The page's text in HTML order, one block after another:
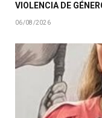
VIOLENCIA DE
06/08/2026